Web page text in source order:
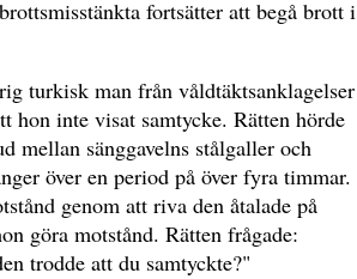
fortsätter att begå brott i
turkisk man från våldtäktsanklagelser
hon inte visat samtycke. Rätten hörde
mellan sänggavelns stålgaller och
över en period på över fyra timmar.
genom att riva den åtalade på
göra motstånd. Rätten frågade:
trodde att du samtyckte?"